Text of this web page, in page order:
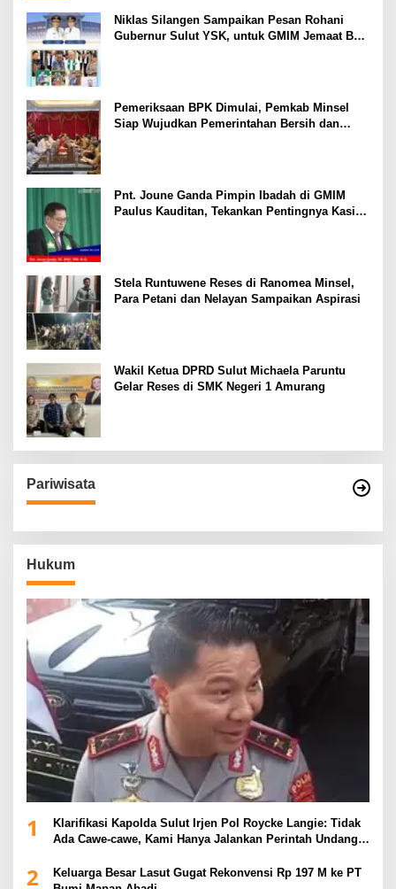
Niklas Silangen Sampaikan Pesan Rohani
Gubernur Sulut YSK, untuk GMIM Jemaat Bait
Pemeriksaan BPK Dimulai, Pemkab Minsel
Siap Wujudkan Pemerintahan Bersih dan
Pnt. Joune Ganda Pimpin Ibadah di GMIM
Paulus Kauditan, Tekankan Pentingnya Kasih
Stela Runtuwene Reses di Ranomea Minsel,
Para Petani dan Nelayan Sampaikan Aspirasi
Wakil Ketua DPRD Sulut Michaela Paruntu
Gelar Reses di SMK Negeri 1 Amurang
Pariwisata
Hukum
1
Klarifikasi Kapolda Sulut Irjen Pol Roycke Langie: Tidak
Ada Cawe-cawe, Kami Hanya Jalankan Perintah Undang-
2
Keluarga Besar Lasut Gugat Rekonvensi Rp 197 M ke PT